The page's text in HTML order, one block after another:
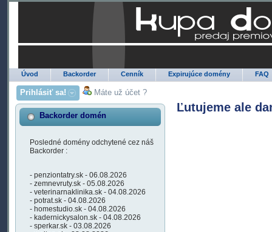
Úvod Backorder Cenník Expirujúce domény FAQ
Prihlásiť sa! Máte už účet ?
Backorder domén
Posledné domény odchytené cez náš
Backorder :
- penziontatry.sk - 06.08.2026
- zemnevruty.sk - 05.08.2026
- veterinarnaklinika.sk - 04.08.2026
- potrat.sk - 04.08.2026
- homestudio.sk - 04.08.2026
- kadernickysalon.sk - 04.08.2026
- sperkar.sk - 03.08.2026
Ľutujeme ale